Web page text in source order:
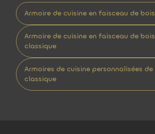
Armoire de cuisine en faisceau de
Armoire de cuisine en faisceau de
classique
Armoires de cuisine personnalisées
classique